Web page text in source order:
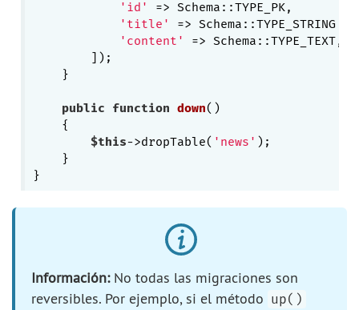
'id'
=> Schema::TYPE_PK,
'title'
=> Schema::TYPE_STRING .
'content'
=> Schema::TYPE_TEXT,
        ]);
    }
public function down()
{
$this->dropTable( 'news' );
    }
Información: No todas las migraciones son
reversibles. Por ejemplo, si el método up()